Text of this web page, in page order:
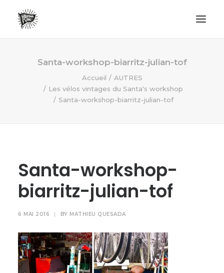
LIFESTYLE
ECO FRIENDLY
RECHERCHE
Santa-workshop-biarritz-julian-tof
Accueil
AUTRES
Les vélos vintages du Santa's workshop
Santa-workshop-biarritz-julian-tof
Santa-workshop-
biarritz-julian-tof
6 MAI 2016 | BY MATHIEU QUESADA